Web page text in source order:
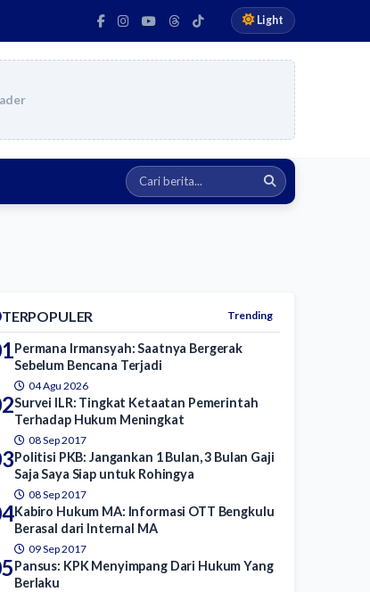
Light
TERPOPULER Trending
Permana Irmansyah: Saatnya Bergerak
Sebelum Bencana Terjadi
04 Agu 2026
Survei ILR: Tingkat Ketaatan Pemerintah
Terhadap Hukum Meningkat
08 Sep 2017
Politisi PKB: Jangankan 1 Bulan, 3 Bulan Gaji
Saja Saya Siap untuk Rohingya
08 Sep 2017
Kabiro Hukum MA: Informasi OTT Bengkulu
Berasal dari Internal MA
09 Sep 2017
Pansus: KPK Menyimpang Dari Hukum Yang
Berlaku